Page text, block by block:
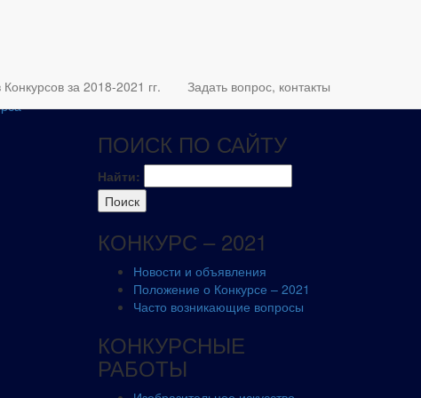
за 2018-2021 гг. Задать вопрос, контакты
ПОИСК ПО САЙТУ
Найти:
КОНКУРС – 2021
Новости и объявления
Положение о Конкурсе – 2021
Часто возникающие вопросы
КОНКУРСНЫЕ
РАБОТЫ